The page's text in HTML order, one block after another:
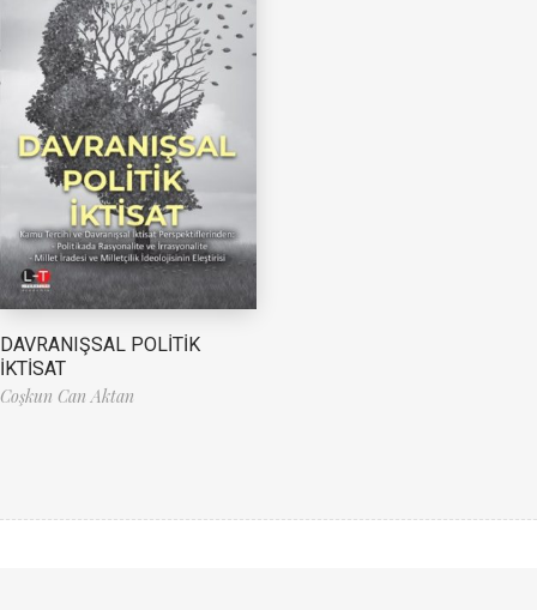
DAVRANIŞSAL POLİTİK
İKTİSAT
Coşkun Can Aktan